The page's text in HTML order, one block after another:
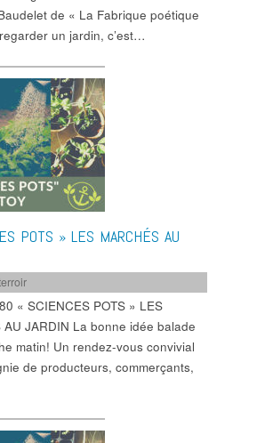
de « La Fabrique poétique
un jardin, c’est…
POTS » LES MARCHÉS AU
« SCIENCES POTS » LES
AU JARDIN La bonne idée balade
matin! Un rendez-vous convivial
de producteurs, commerçants,